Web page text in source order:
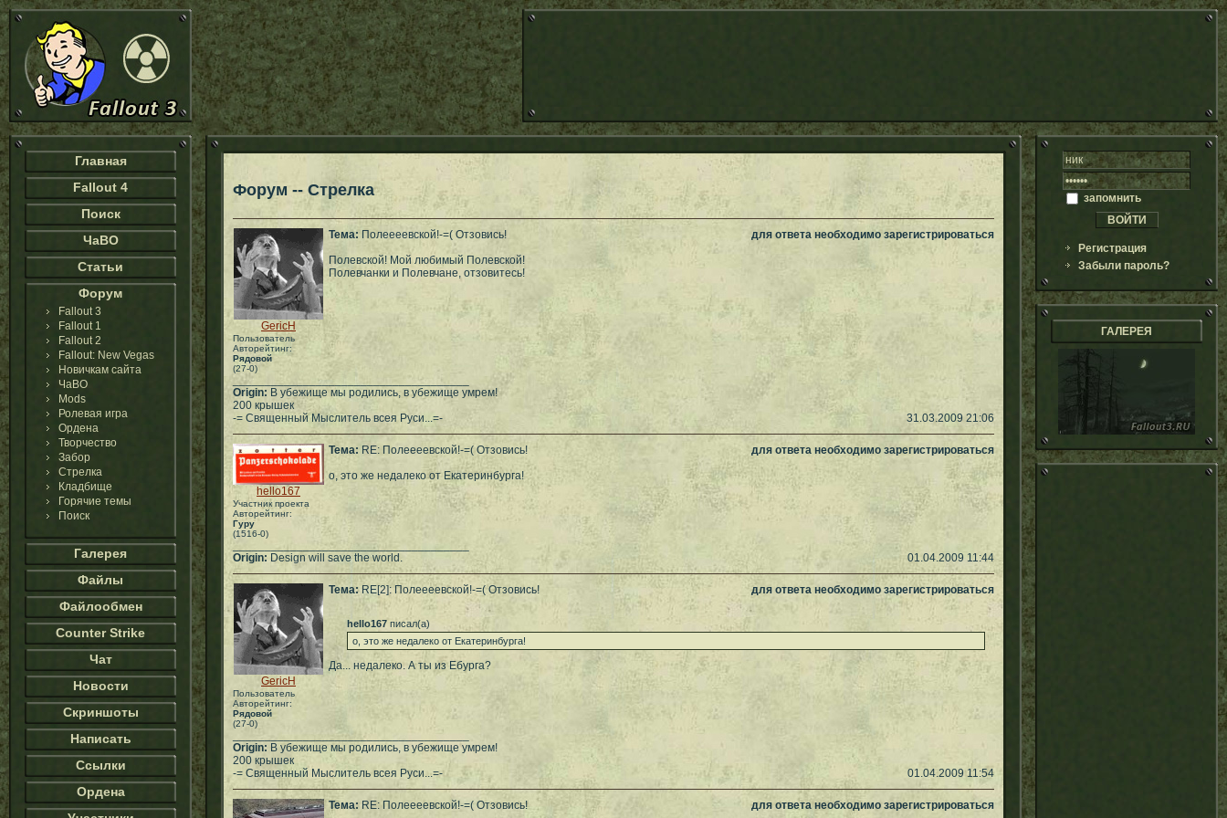
Главная
Fallout 4
Поиск
ЧаВО
Статьи
Форум
Fallout 3
Fallout 1
Fallout 2
Fallout: New Vegas
Новичкам сайта
ЧаВО
Mods
Ролевая игра
Ордена
Творчество
Забор
Стрелка
Кладбище
Горячие темы
Поиск
Галерея
Файлы
Файлообмен
Counter Strike
Чат
Новости
Скриншоты
Написать
Ссылки
Ордена
Форум -- Стрелка
GericH
Пользователь
Авторейтинг:
Рядовой
(27-0)
Тема: Полеееевской!-=( Отзовись!
для ответа необходимо зарегистрироваться
Полевской! Мой любимый Полевской!
Полевчанки и Полевчане, отзовитесь!
_____________________________________
Origin: В убежище мы родились, в убежище умрем!
200 крышек
-= Священный Мыслитель всея Руси...=-
31.03.2009 21:06
hello167
Участник проекта
Авторейтинг:
Гуру
(1516-0)
Тема: RE: Полеееевской!-=( Отзовись!
для ответа необходимо зарегистрироваться
о, это же недалеко от Екатеринбурга!
_____________________________________
Origin: Design will save the world. 01.04.2009 11:44
GericH
Пользователь
Авторейтинг:
Рядовой
(27-0)
Тема: RE[2]: Полеееевской!-=( Отзовись! для ответа необходимо зарегистрироваться
hello167 писал(а)
о, это же недалеко от Екатеринбурга!
Да... недалеко. А ты из Ебурга?
_____________________________________
Origin: В убежище мы родились, в убежище умрем!
200 крышек
-= Священный Мыслитель всея Руси...=-
01.04.2009 11:54
Тема: RE: Полеееевской!-=( Отзовись! для ответа необходимо зарегистрироваться
запомнить
Регистрация
Забыли пароль?
ГАЛЕРЕЯ